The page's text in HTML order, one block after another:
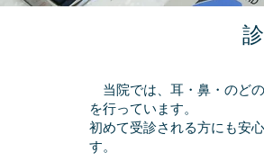
当院では、耳・鼻・のど
を行っています。
初めて受診される方にも安
す。